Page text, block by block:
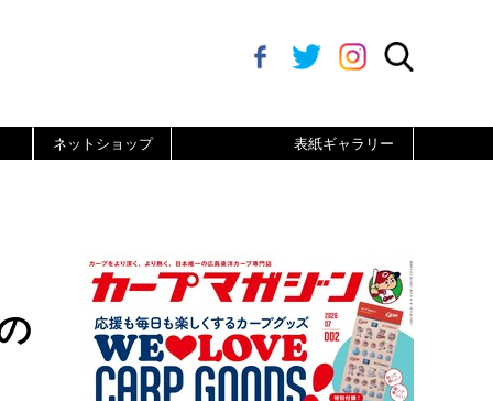
ネットショップ 表紙ギャラリー